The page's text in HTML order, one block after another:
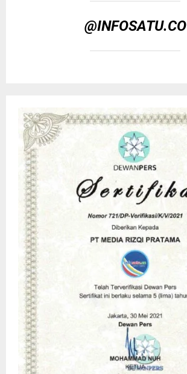
@INFOSATU.CO